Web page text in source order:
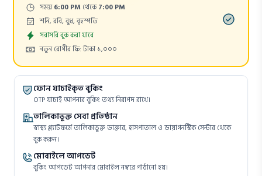
Time:সময়6:00 PM থেকে7:00 PM
Days:শনি, রবি, বুধ, বৃহস্পতি
Appointment
সরাসরি বুক করা যাবে
Cost:নতুন রোগীর ফি: টাকা ১,০০০
ফোন যাচাইকৃত বুকিং
OTP যাচাই আপনার বুকিং তথ্য নিরাপদ রাখে।
তালিকাভুক্ত সেবা প্রতিষ্ঠান
স্বাস্থ্য প্ল্যাটফর্মে তালিকাভুক্ত ডাক্তার, হাসপাতাল ও ডায়াগনস্টিক সেন্টার থেকে
বুক করুন।
মোবাইলে আপডেট
বুকিং আপডেট আপনার মোবাইল নম্বরে পাঠানো হয়।